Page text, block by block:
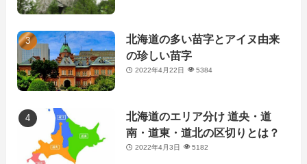
北海道の多い苗字とアイヌ由来
の珍しい苗字
2022年4月22日 5384
北海道のエリア分け 道央・道
南・道東・道北の区切りとは？
2022年4月3日 5182